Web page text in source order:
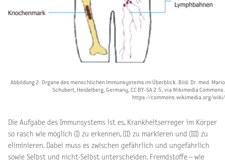
Abbildung 2: Organe des menschlichen Immunsystems im Überblick. Bild: Dr. med. Mario
Schubert, Heidelberg, Germany, CC BY-SA 2.5, via Wikimedia Commons.
https://commons.wikimedia.org/wiki/
Die Aufgabe des Immunsystems ist es, Krankheitserreger im Körper
so rasch wie möglich (I) zu erkennen, (II) zu markieren und (III) zu
eliminieren. Dabei muss es zwischen gefährlich und ungefährlich
sowie Selbst und nicht-Selbst unterscheiden. Fremdstoffe – wie